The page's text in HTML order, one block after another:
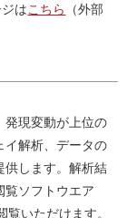
はこちら
（外部
発現変動が上位の
イ解析、データの
供します。解析結
覧ソフトウエア
いただけます。